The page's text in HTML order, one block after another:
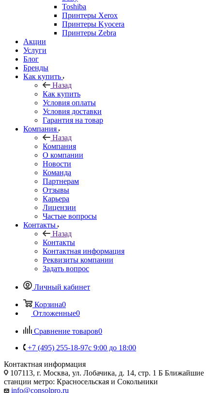
Toshiba
Принтеры Xerox
Принтеры Kyocera
Принтеры Zebra
Акции
Услуги
Блог
Бренды
Как купить
Назад
Как купить
Условия оплаты
Условия доставки
Гарантия на товар
Компания
Назад
Компания
О компании
Новости
Команда
Партнерам
Отзывы
Карьера
Лицензии
Частые вопросы
Контакты
Назад
Контакты
Контактная информация
Реквизиты компании
Задать вопрос
Личный кабинет
Корзина0
Отложенные0
Сравнение товаров0
+7 (495) 255-18-97с 9:00 до 18:00
Контактная информация
107113, г. Москва, ул. Лобачика, д. 14, стр. 1 Б Ближайшие
станции метро: Красносельская и Сокольники
info@consolpro.ru